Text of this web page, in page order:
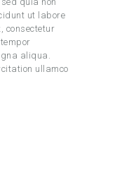
ut labore
consectetur
aliqua.
ullamco